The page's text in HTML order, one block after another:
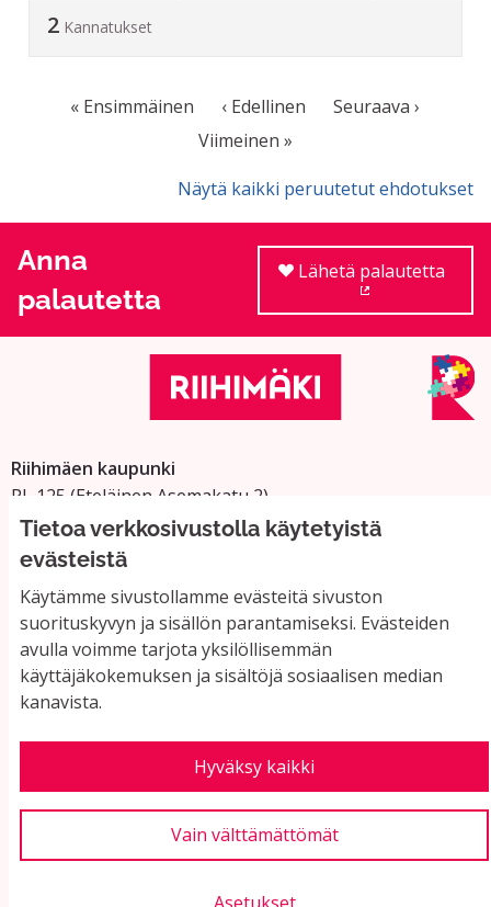
Tietoa verkkosivustolla käytetyistä
evästeistä
Käytämme sivustollamme evästeitä sivuston
suorituskyvyn ja sisällön parantamiseksi. Evästeiden
avulla voimme tarjota yksilöllisemmän
käyttäjäkokemuksen ja sisältöjä sosiaalisen median
kanavista.
Hyväksy kaikki
Vain välttämättömät
2 Kannatukset
« Ensimmäinen ‹ Edellinen
Seuraava ›
Viimeinen »
Näytä kaikki peruutetut ehdotukset
Anna
palautetta
Lähetä palautetta
Riihimäen kaupunki
PL 125 (Eteläinen Asemakatu 2)
11101 Riihimäki
Vaihde: 019 758 4000
Sähköpostiosoitteet:
etunimi.sukunimi@riihimaki.fi
Yhteystiedot ja usein kysyttyä
Käyttöehdot
Evästeasetukset